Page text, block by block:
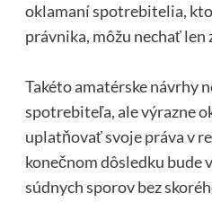
oklamaní spotrebitelia,
právnika, môžu nechať len
Takéto amatérske návrhy
spotrebiteľa, ale výrazne
uplatňovať svoje práva v
konečnom dôsledku bude
súdnych sporov bez